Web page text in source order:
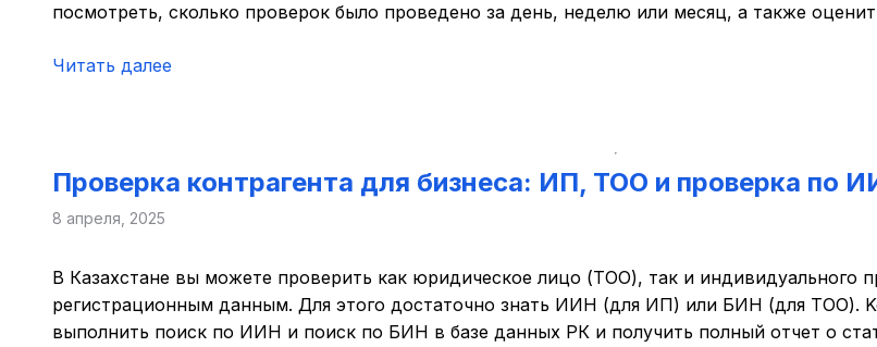
посмотреть, сколько проверок было проведено за день, неделю или месяц, а также
Читать далее
Проверка контрагента для бизнеса: ИП, ТОО и проверка по
8 апреля, 2025
В Казахстане вы можете проверить как юридическое лицо (ТОО), так и индивидуального
регистрационным данным. Для этого достаточно знать ИИН (для ИП) или БИН (для ТОО).
выполнить поиск по ИИН и поиск по БИН в базе данных РК и получить полный отчет о